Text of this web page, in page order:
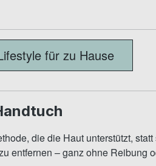
für zu Hause
die die Haut unterstützt,
entfernen – ganz ohne Reibung